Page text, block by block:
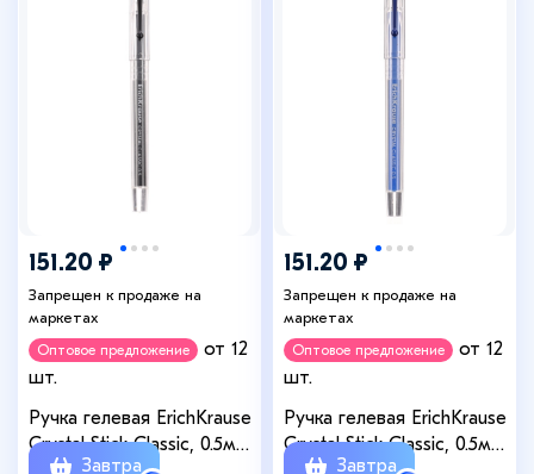
151.20 ₽
Запрещен к продаже на
маркетах
Оптовое предложение
от 12
шт.
Ручка гелевая ErichKrause
Crystal Stick Classic, 0.5мм,
Завтра
151.20 ₽
Запрещен к продаже на
маркетах
Оптовое предложение
от 12
шт.
Ручка гелевая ErichKrause
Crystal Stick Classic, 0.5мм,
Завтра